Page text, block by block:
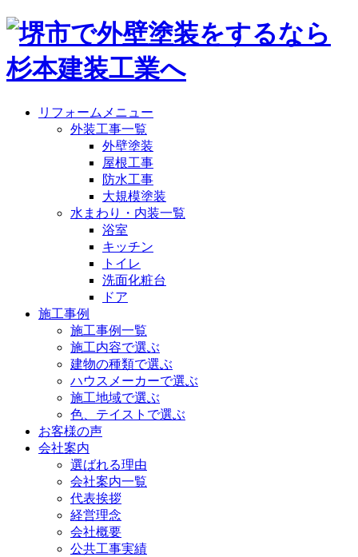
リフォームメニュー
外装工事一覧
外壁塗装
屋根工事
防水工事
大規模塗装
水まわり・内装一覧
浴室
キッチン
トイレ
洗面化粧台
ドア
施工事例
施工事例一覧
施工内容で選ぶ
建物の種類で選ぶ
ハウスメーカーで選ぶ
施工地域で選ぶ
色、テイストで選ぶ
お客様の声
会社案内
選ばれる理由
会社案内一覧
代表挨拶
経営理念
会社概要
公共工事実績